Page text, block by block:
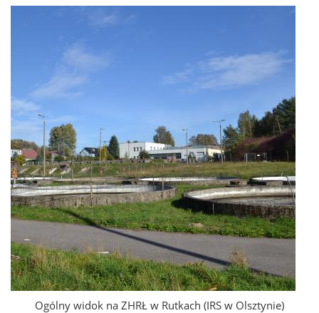
Ogólny widok na ZHRŁ w Rutkach (IRS w Olsztynie)